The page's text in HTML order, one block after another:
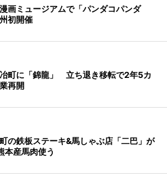
画ミュージアムで「パンダコパンダ
初開催
町に「錦龍」 立ち退き移転で2年5カ
再開
の鉄板ステーキ&馬しゃぶ店「二巴」が
産馬肉使う